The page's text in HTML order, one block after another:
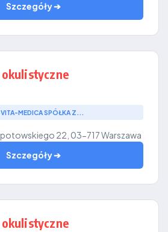
Szczegóły ➔
MEDICA SPÓŁKA Z...
22, 03-717 Warszawa
Szczegóły ➔